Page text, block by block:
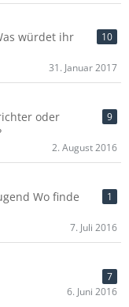
würdet ihr
10
31. Januar 2017
oder
9
2. August 2016
Wo finde
1
7. Juli 2016
7
6. Juni 2016